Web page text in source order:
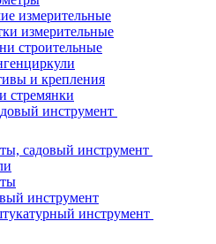
измерительные
измерительные
строительные
и крепления
стремянки
инструмент
садовый инструмент
инструмент
инструмент